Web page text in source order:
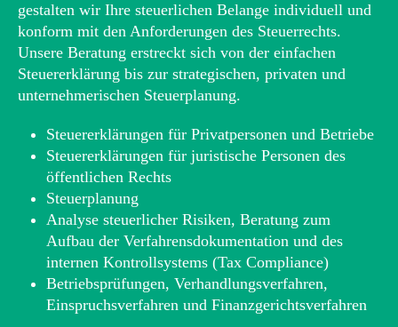
gestalten wir Ihre steuerlichen Belange individuell und
konform mit den Anforderungen des Steuerrechts.
Unsere Beratung erstreckt sich von der einfachen
Steuererklärung bis zur strategischen, privaten und
unternehmerischen Steuerplanung.
Steuererklärungen für Privatpersonen und Betriebe
Steuererklärungen für juristische Personen des
öffentlichen Rechts
Steuerplanung
Analyse steuerlicher Risiken, Beratung zum
Aufbau der Verfahrensdokumentation und des
internen Kontrollsystems (Tax Compliance)
Betriebsprüfungen, Verhandlungsverfahren,
Einspruchsverfahren und Finanzgerichtsverfahren